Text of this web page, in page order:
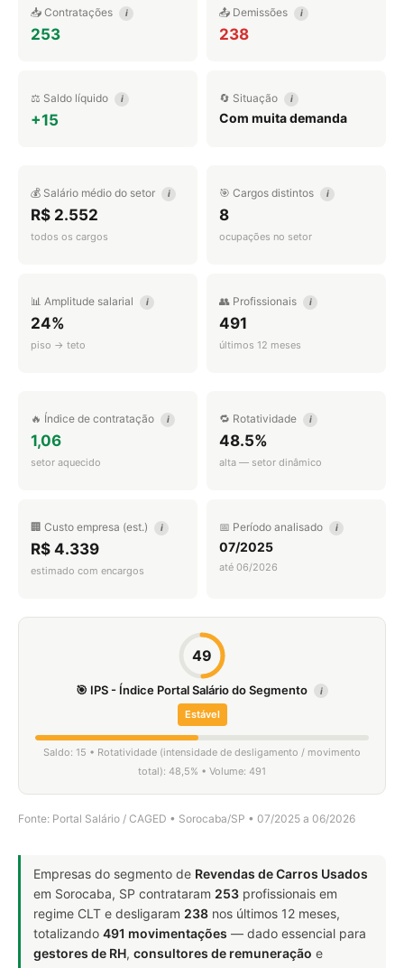
📥 Contratações i
253
📤 Demissões i
238
⚖️ Saldo líquido i
+15
🔄 Situação i
Com muita demanda
💰 Salário médio do setor i
R$ 2.552
todos os cargos
🎯 Cargos distintos i
8
ocupações no setor
📊 Amplitude salarial i
24%
piso → teto
👥 Profissionais i
491
últimos 12 meses
🔥 Índice de contratação i
1,06
setor aquecido
🔁 Rotatividade i
48.5%
alta — setor dinâmico
🏢 Custo empresa (est.) i
R$ 4.339
estimado com encargos
📅 Período analisado i
07/2025
até 06/2026
49
🎯 IPS - Índice Portal Salário do Segmento i
Estável
Saldo: 15 • Rotatividade (intensidade de desligamento / movimento
total): 48,5% • Volume: 491
Fonte: Portal Salário / CAGED • Sorocaba/SP • 07/2025 a 06/2026
Empresas do segmento de Revendas de Carros Usados
em Sorocaba, SP contrataram 253 profissionais em
regime CLT e desligaram 238 nos últimos 12 meses,
totalizando 491 movimentações — dado essencial para
gestores de RH, consultores de remuneração e